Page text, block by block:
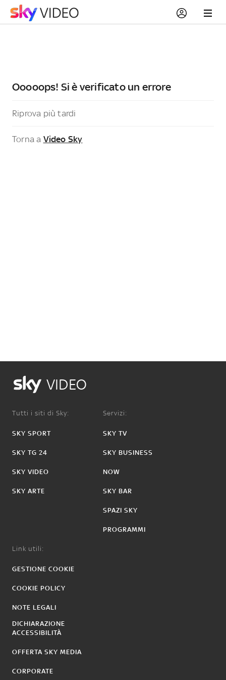
Ooooops! Si è verificato un errore
Riprova più tardi
Torna a Video Sky
VIDEO
Tutti i siti di Sky:
SKY SPORT
SKY TG 24
SKY VIDEO
SKY ARTE
Servizi:
SKY TV
SKY BUSINESS
NOW
SKY BAR
SPAZI SKY
PROGRAMMI
Link utili:
GESTIONE COOKIE
COOKIE POLICY
NOTE LEGALI
DICHIARAZIONE
ACCESSIBILITÀ
OFFERTA SKY MEDIA
CORPORATE